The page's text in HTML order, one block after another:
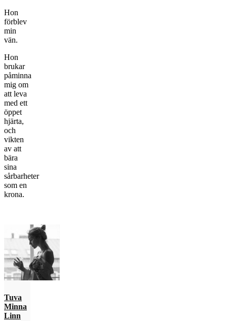
Hon
förblev
min
vän.
Hon
brukar
påminna
mig om
att leva
med ett
öppet
hjärta,
och
vikten
av att
bära
sina
sårbarheter
som en
krona.
Tuva
Minna
Linn